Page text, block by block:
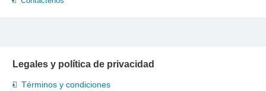
Legales y política de privacidad
Términos y condiciones